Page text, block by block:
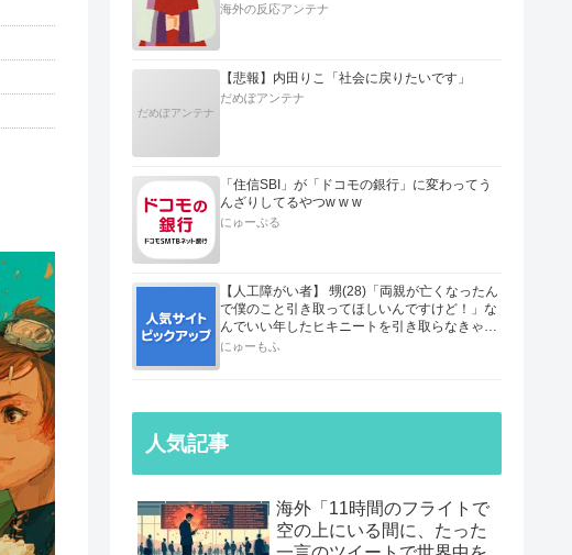
海外の反応アンテナ
だめぽアンテナ
【悲報】内田りこ「社会に戻りたいです」
だめぽアンテナ
「住信SBI」が「ドコモの銀行」に変わってう
んざりしてるやつw w w
にゅーぷる
【人工障がい者】 甥(28)「両親が亡くなったん
で僕のこと引き取ってほしいんですけど！」な
んでいい年したヒキニートを引き取らなきゃい
けないんだ...
にゅーもふ
人気記事
海外「11時間のフライトで
空の上にいる間に、たった